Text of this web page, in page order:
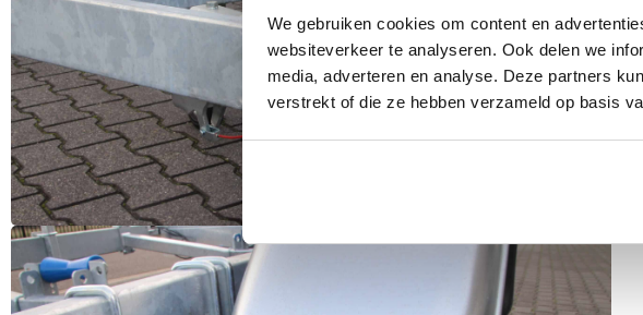
We gebruiken cookies om content en
websiteverkeer te analyseren. Ook delen we
media, adverteren en analyse. Deze partners
verstrekt of die ze hebben verzameld op basis